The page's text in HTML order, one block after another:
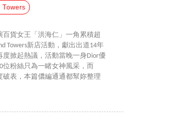
Towers
百貨女王「洪海仁」一角累積超
Towers新店活動，獻出出道14年
掀起熱議，活動當晚一身Dior優
粉絲只為一睹女神風采，而
破表，本篇儂編通通都幫妳整理